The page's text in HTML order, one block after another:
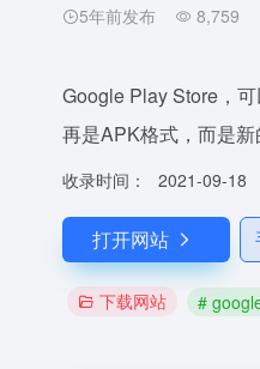
5年前发布 8,759
Google Play Store，
再是APK格式，而是
收录时间： 2021-09-18
打开网站
下载网站 #